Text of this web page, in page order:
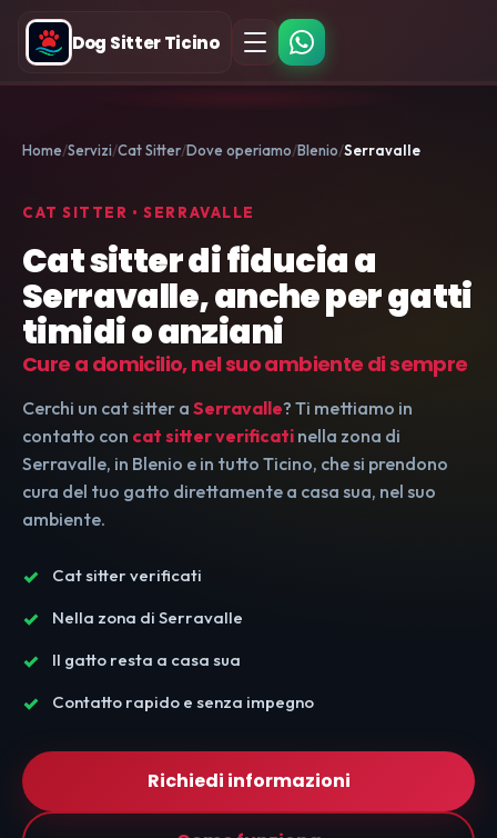
Dog Sitter Ticino
Home Servizi Cat Sitter Dove operiamo Blenio Serravalle
CAT SITTER • SERRAVALLE
Cat sitter di fiducia a
Serravalle, anche per gatti
timidi o anziani
Cure a domicilio, nel suo ambiente di sempre
Cerchi un cat sitter a Serravalle? Ti mettiamo in
contatto con cat sitter verificati nella zona di
Serravalle, in Blenio e in tutto Ticino, che si prendono
cura del tuo gatto direttamente a casa sua, nel suo
ambiente.
Cat sitter verificati
Nella zona di Serravalle
Il gatto resta a casa sua
Contatto rapido e senza impegno
Richiedi informazioni